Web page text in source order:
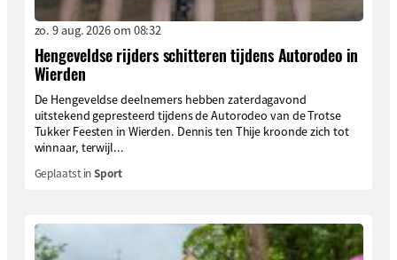
zo. 9 aug. 2026 om 08:32
Hengeveldse rijders schitteren tijdens Autorodeo in
Wierden
De Hengeveldse deelnemers hebben zaterdagavond
uitstekend gepresteerd tijdens de Autorodeo van de Trotse
Tukker Feesten in Wierden. Dennis ten Thije kroonde zich tot
winnaar, terwijl...
Geplaatst inSport